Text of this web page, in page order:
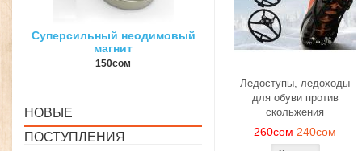
3D ручка для объемного
рисования
1350сом 1190сом
Загуститель волос
27гр
НОВЫЕ
ПОСТУПЛЕНИЯ
Ледоступы, ледоходы
для обуви против
скольжения
260сом 240сом